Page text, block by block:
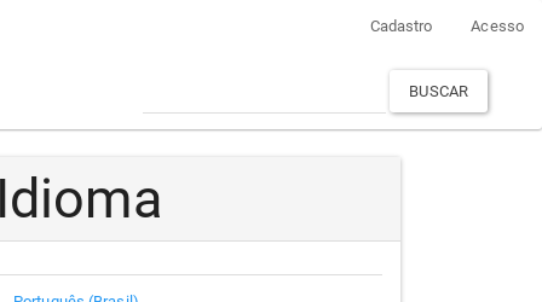
Cadastro Acesso
BUSCAR
Idioma